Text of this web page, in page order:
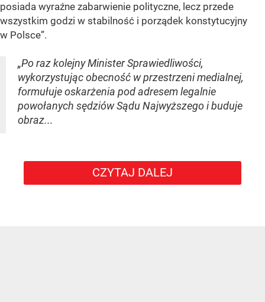
posiada wyraźne zabarwienie polityczne, lecz przede
wszystkim godzi w stabilność i porządek konstytucyjny
w Polsce”.
„Po raz kolejny Minister Sprawiedliwości,
wykorzystując obecność w przestrzeni medialnej,
formułuje oskarżenia pod adresem legalnie
powołanych sędziów Sądu Najwyższego i buduje
obraz...
CZYTAJ DALEJ